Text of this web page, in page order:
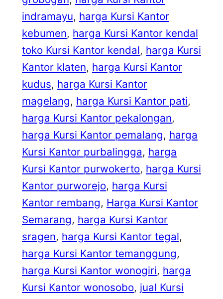
indramayu, harga Kursi Kantor
kebumen, harga Kursi Kantor kendal
toko Kursi Kantor kendal, harga Kursi
Kantor klaten, harga Kursi Kantor
kudus, harga Kursi Kantor
magelang, harga Kursi Kantor pati
harga Kursi Kantor pekalongan
harga Kursi Kantor pemalang, harga
Kursi Kantor purbalingga, harga
Kursi Kantor purwokerto, harga Kursi
Kantor purworejo, harga Kursi
Kantor rembang, Harga Kursi Kantor
Semarang, harga Kursi Kantor
sragen, harga Kursi Kantor tegal
harga Kursi Kantor temanggung
harga Kursi Kantor wonogiri, harga
Kursi Kantor wonosobo, jual Kursi